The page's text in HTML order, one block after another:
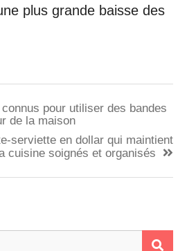
plus grande baisse des
pour utiliser des bandes
de la maison
serviette en dollar qui maintient
cuisine soignés et organisés